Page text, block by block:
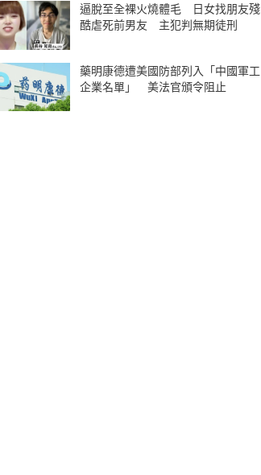
逼脫至全裸火燒體毛 日女找朋友殘
酷虐死前男友 主犯判無期徒刑
藥明康德遭美國防部列入「中國軍工
企業名單」 美法官頒令阻止